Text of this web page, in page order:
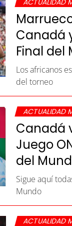
ACTUALIDAD
Canadá
Final del
Los africanos
del torneo
ACTUALIDAD
Canadá
Juego
del
Sigue aquí
Mundo
ACTUALIDAD